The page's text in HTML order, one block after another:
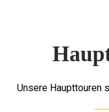
Unsere Haupttouren